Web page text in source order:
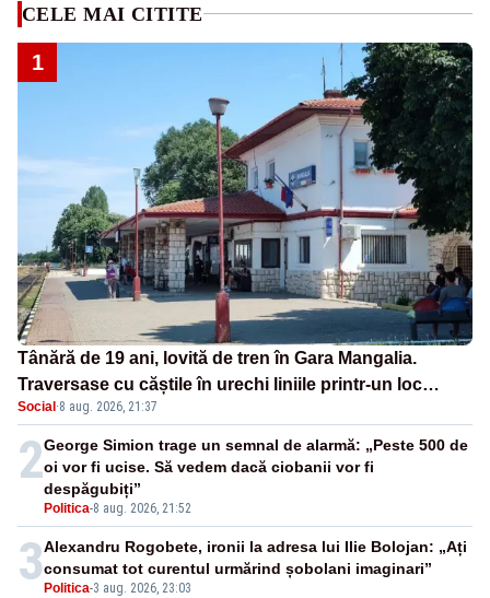
CELE MAI CITITE
1
Tânără de 19 ani, lovită de tren în Gara Mangalia.
Traversase cu căștile în urechi liniile printr-un loc
nepermis
Social ·8 aug. 2026, 21:37
2
Politica-8 aug. 2026, 21:52
George Simion trage un semnal de alarmă: „Peste 500 de
oi vor fi ucise. Să vedem dacă ciobanii vor fi
despăgubiți”
3 Politica-3 aug. 2026, 23:03
Alexandru Rogobete, ironii la adresa lui Ilie Bolojan: „Ați
consumat tot curentul urmărind șobolani imaginari”